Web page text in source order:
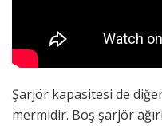
Şarjör kapasitesi de
mermidir. Boş şarjör